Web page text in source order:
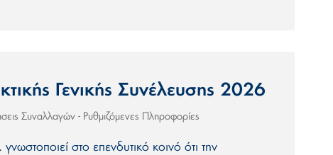
Γενικής Συνέλευσης 2026
Συναλλαγών - Ρυθμιζόμενες Πληροφορίες
στο επενδυτικό κοινό ότι την